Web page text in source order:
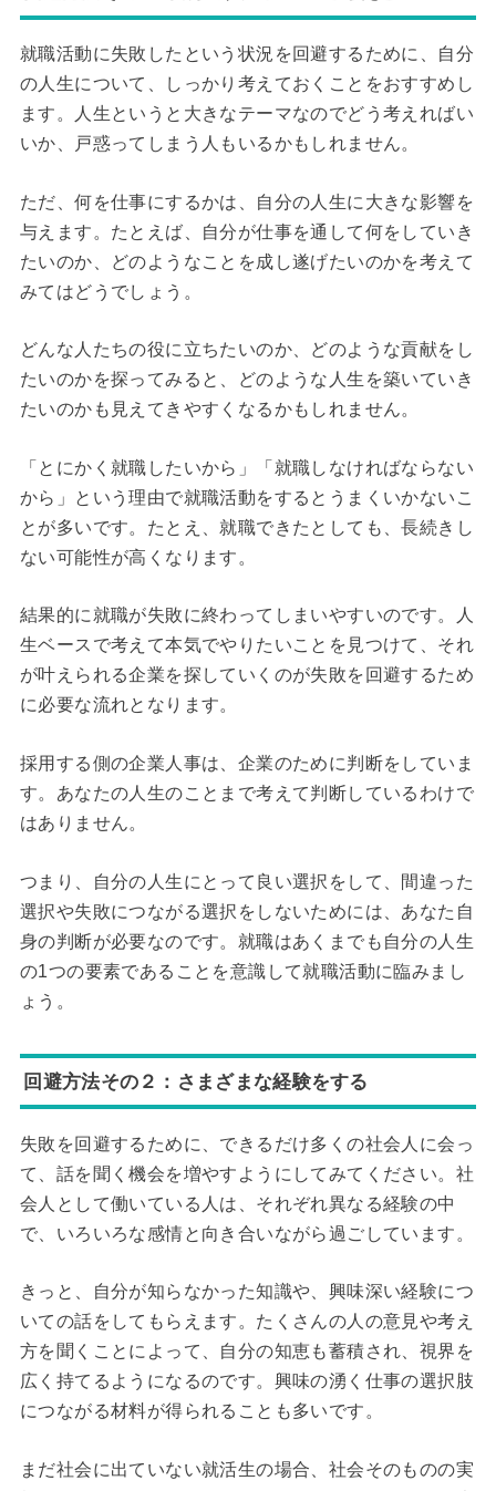
就職活動に失敗したという状況を回避するために、自分
の人生について、しっかり考えておくことをおすすめし
ます。人生というと大きなテーマなのでどう考えればい
いか、戸惑ってしまう人もいるかもしれません。
ただ、何を仕事にするかは、自分の人生に大きな影響を
与えます。たとえば、自分が仕事を通して何をしていき
たいのか、どのようなことを成し遂げたいのかを考えて
みてはどうでしょう。
どんな人たちの役に立ちたいのか、どのような貢献をし
たいのかを探ってみると、どのような人生を築いていき
たいのかも見えてきやすくなるかもしれません。
「とにかく就職したいから」「就職しなければならない
から」という理由で就職活動をするとうまくいかないこ
とが多いです。たとえ、就職できたとしても、長続きし
ない可能性が高くなります。
結果的に就職が失敗に終わってしまいやすいのです。人
生ベースで考えて本気でやりたいことを見つけて、それ
が叶えられる企業を探していくのが失敗を回避するため
に必要な流れとなります。
採用する側の企業人事は、企業のために判断をしていま
す。あなたの人生のことまで考えて判断しているわけで
はありません。
つまり、自分の人生にとって良い選択をして、間違った
選択や失敗につながる選択をしないためには、あなた自
身の判断が必要なのです。就職はあくまでも自分の人生
の1つの要素であることを意識して就職活動に臨みまし
ょう。
回避方法その２：さまざまな経験をする
失敗を回避するために、できるだけ多くの社会人に会っ
て、話を聞く機会を増やすようにしてみてください。社
会人として働いている人は、それぞれ異なる経験の中
で、いろいろな感情と向き合いながら過ごしています。
きっと、自分が知らなかった知識や、興味深い経験につ
いての話をしてもらえます。たくさんの人の意見や考え
方を聞くことによって、自分の知恵も蓄積され、視界を
広く持てるようになるのです。興味の湧く仕事の選択肢
につながる材料が得られることも多いです。
まだ社会に出ていない就活生の場合、社会そのものの実